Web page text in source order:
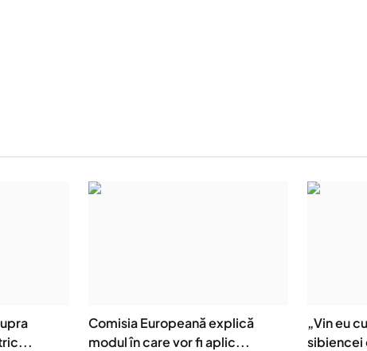
Comisia Europeană explică
modul în care vor fi aplic...
„Vin eu
sibiencei